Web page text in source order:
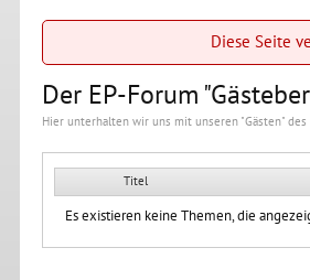
Diese Seite
Der EP-Forum
Hier unterhalten wir uns mit unseren "Gästen" des
Titel
Es existieren keine Themen, die